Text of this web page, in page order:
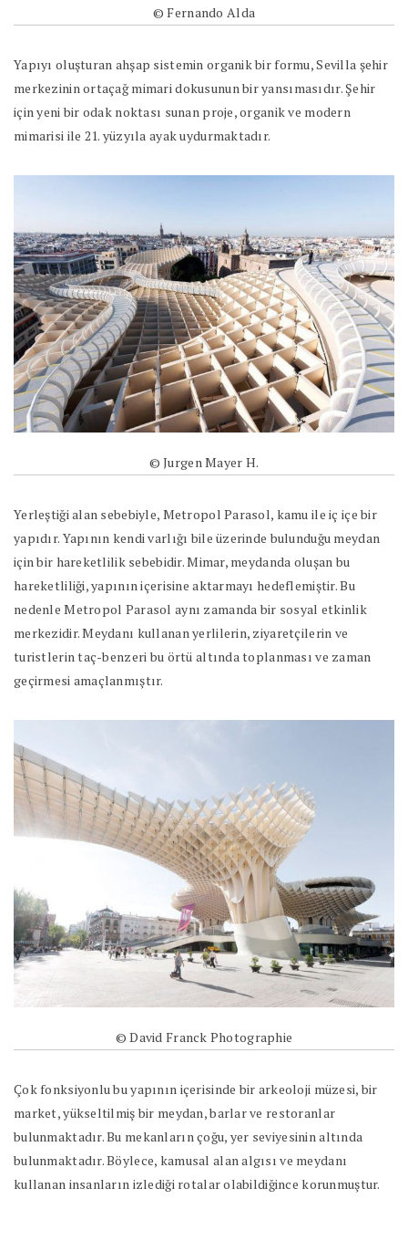
© Fernando Alda
Yapıyı oluşturan ahşap sistemin organik bir formu, Sevilla şehir
merkezinin ortaçağ mimari dokusunun bir yansımasıdır. Şehir
için yeni bir odak noktası sunan proje, organik ve modern
mimarisi ile 21. yüzyıla ayak uydurmaktadır.
© Jurgen Mayer H.
Yerleştiği alan sebebiyle, Metropol Parasol, kamu ile iç içe bir
yapıdır. Yapının kendi varlığı bile üzerinde bulunduğu meydan
için bir hareketlilik sebebidir. Mimar, meydanda oluşan bu
hareketliliği, yapının içerisine aktarmayı hedeflemiştir. Bu
nedenle Metropol Parasol aynı zamanda bir sosyal etkinlik
merkezidir. Meydanı kullanan yerlilerin, ziyaretçilerin ve
turistlerin taç-benzeri bu örtü altında toplanması ve zaman
geçirmesi amaçlanmıştır.
© David Franck Photographie
Çok fonksiyonlu bu yapının içerisinde bir arkeoloji müzesi, bir
market, yükseltilmiş bir meydan, barlar ve restoranlar
bulunmaktadır. Bu mekanların çoğu, yer seviyesinin altında
bulunmaktadır. Böylece, kamusal alan algısı ve meydanı
kullanan insanların izlediği rotalar olabildiğince korunmuştur.